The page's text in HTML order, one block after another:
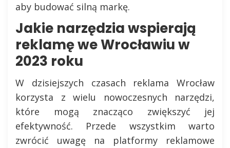
aby budować silną markę.
Jakie narzędzia wspierają
reklamę we Wrocławiu w
2023 roku
W dzisiejszych czasach reklama Wrocław
korzysta z wielu nowoczesnych narzędzi,
które mogą znacząco zwiększyć jej
efektywność. Przede wszystkim warto
zwrócić uwagę na platformy reklamowe